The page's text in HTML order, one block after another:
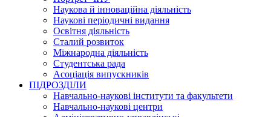
Наукова й інноваційна діяльність
Наукові періодичні видання
Освітня діяльність
Сталий розвиток
Міжнародна діяльність
Студентська рада
Асоціація випускників
ПІДРОЗДІЛИ
Навчально-наукові інститути та факультети
Навчально-наукові центри